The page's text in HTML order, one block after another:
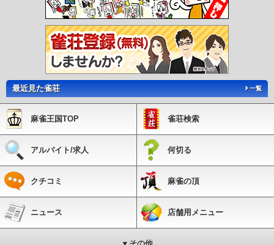
最近見た雀荘 一覧
麻雀王国TOP 雀荘検索
アルバイト/求人 何切る
クチコミ 麻雀の頂
ニュース 店舗用メニュー